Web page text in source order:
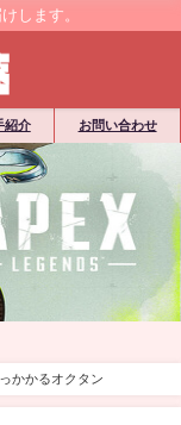
します。
紹介 お問い合わせ
かかるオクタン